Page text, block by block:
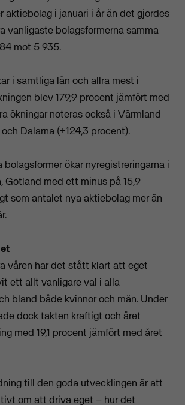
aktiebolag i januari i år än det gjordes
vanligaste bolagsformerna samma
mot 5 935.
i samtliga län och allra mest i
blev 179,9 procent jämfört med
ökningar noteras också i Värmland
Dalarna (+124,3 procent).
ökar nyregistreringarna i
Gotland med ett minus på 15,9
som antalet nya aktiebolag mer än
våren har det stått klart att eget
ett allt vanligare val i alla
bland både kvinnor och män. Under
dock takten kraftigt och året
med 19,1 procent jämfört med året
till den goda utvecklingen är att
om att driva eget – hur det